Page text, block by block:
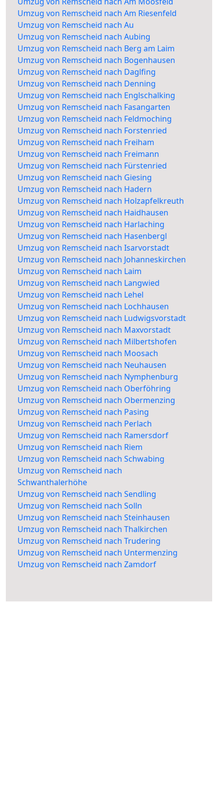
Umzug von Remscheid nach Am Riesenfeld
Umzug von Remscheid nach Au
Umzug von Remscheid nach Aubing
Umzug von Remscheid nach Berg am Laim
Umzug von Remscheid nach Bogenhausen
Umzug von Remscheid nach Daglfing
Umzug von Remscheid nach Denning
Umzug von Remscheid nach Englschalking
Umzug von Remscheid nach Fasangarten
Umzug von Remscheid nach Feldmoching
Umzug von Remscheid nach Forstenried
Umzug von Remscheid nach Freiham
Umzug von Remscheid nach Freimann
Umzug von Remscheid nach Fürstenried
Umzug von Remscheid nach Giesing
Umzug von Remscheid nach Hadern
Umzug von Remscheid nach Holzapfelkreuth
Umzug von Remscheid nach Haidhausen
Umzug von Remscheid nach Harlaching
Umzug von Remscheid nach Hasenbergl
Umzug von Remscheid nach Isarvorstadt
Umzug von Remscheid nach Johanneskirchen
Umzug von Remscheid nach Laim
Umzug von Remscheid nach Langwied
Umzug von Remscheid nach Lehel
Umzug von Remscheid nach Lochhausen
Umzug von Remscheid nach Ludwigsvorstadt
Umzug von Remscheid nach Maxvorstadt
Umzug von Remscheid nach Milbertshofen
Umzug von Remscheid nach Moosach
Umzug von Remscheid nach Neuhausen
Umzug von Remscheid nach Nymphenburg
Umzug von Remscheid nach Oberföhring
Umzug von Remscheid nach Obermenzing
Umzug von Remscheid nach Pasing
Umzug von Remscheid nach Perlach
Umzug von Remscheid nach Ramersdorf
Umzug von Remscheid nach Riem
Umzug von Remscheid nach Schwabing
Umzug von Remscheid nach
Schwanthalerhöhe
Umzug von Remscheid nach Sendling
Umzug von Remscheid nach Solln
Umzug von Remscheid nach Steinhausen
Umzug von Remscheid nach Thalkirchen
Umzug von Remscheid nach Trudering
Umzug von Remscheid nach Untermenzing
Umzug von Remscheid nach Zamdorf